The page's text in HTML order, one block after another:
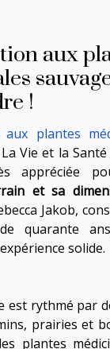
aux
!
plantes
Vie et la
appréciée
et sa
Jakob,
quarante
solide.
est rythmé par
prairies et
plantes